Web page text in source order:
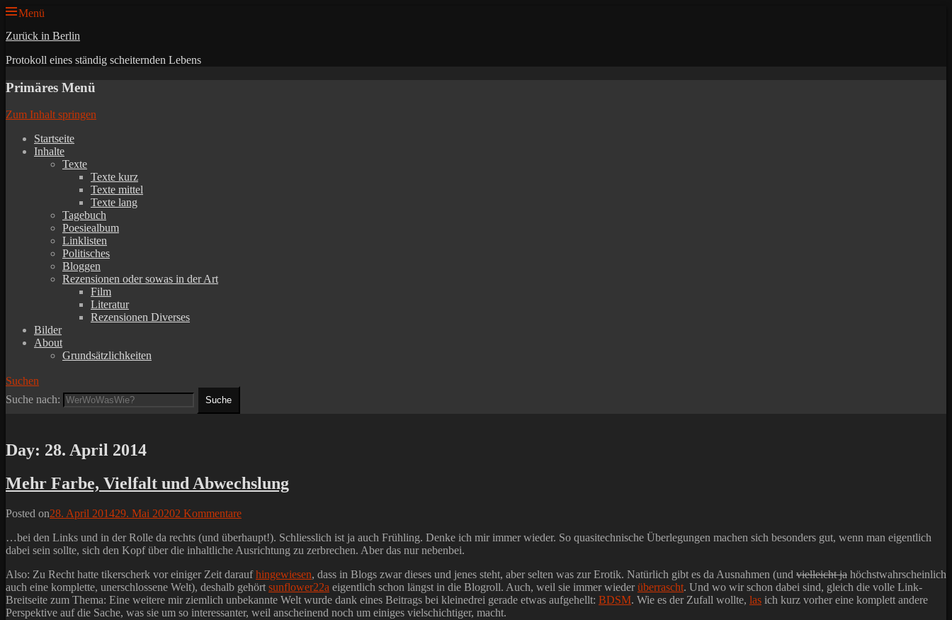
Menü
Zurück in Berlin
Protokoll eines ständig scheiternden Lebens
Primäres Menü
Zum Inhalt springen
Startseite
Inhalte
Texte
Texte kurz
Texte mittel
Texte lang
Tagebuch
Poesiealbum
Linklisten
Politisches
Bloggen
Rezensionen oder sowas in der Art
Film
Literatur
Rezensionen Diverses
Bilder
About
Grundsätzlichkeiten
Suchen
Suche nach:
Day: 28. April 2014
Mehr Farbe, Vielfalt und Abwechslung
Posted on28. April 201429. Mai 20202 Kommentare
…bei den Links und in der Rolle da rechts (und überhaupt!). Schliesslich ist ja auch Frühling. Denke ich mir immer wieder. So quasitechnische Überlegungen machen sich besonders gut, wenn man eigentlich
dabei sein sollte, sich den Kopf über die inhaltliche Ausrichtung zu zerbrechen. Aber das nur nebenbei.
Also: Zu Recht hatte tikerscherk vor einiger Zeit daraufhingewiesen, dass in Blogs zwar dieses und jenes steht, aber selten was zur Erotik. Natürlich gibt es da Ausnahmen (und vielleicht ja höchstwahrscheinlich
auch eine komplette, unerschlossene Welt), deshalb gehört sunflower22a eigentlich schon längst in die Blogroll. Auch, weil sie immer wiederüberrascht. Und wo wir schon dabei sind, gleich die volle Link-
Breitseite zum Thema: Eine weitere mir ziemlich unbekannte Welt wurde dank eines Beitrags bei kleinedrei gerade etwas aufgehellt: BDSM. Wie es der Zufall wollte, las ich kurz vorher eine komplett andere
Perspektive auf die Sache, was sie um so interessanter, weil anscheinend noch um einiges vielschichtiger, macht.